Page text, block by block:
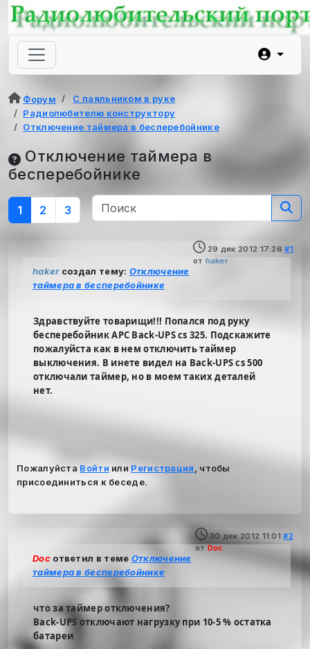
Форум
С паяльником в руке
Радиолюбителю конструктору
Отключение таймера в бесперебойнике
Отключение таймера в
бесперебойнике
1 2 3
29 дек 2012 17:26 #1
от haker
hakerсоздал тему: Отключение
таймера в бесперебойнике
Здравствуйте товарищи!!! Попался под руку
бесперебойник APC Back-UPS cs 325. Подскажите
пожалуйста как в нем отключить таймер
выключения. В инете видел на Back-UPS cs 500
отключали таймер, но в моем таких деталей
нет.
Пожалуйста Войти или Регистрация
, чтобы
присоединиться к беседе.
30 дек 2012 11:01 #2
от Doc
Docответил в теме Отключение
таймера в бесперебойнике
что за таймер отключения?
Back-UPS отключают нагрузку при 10-5 % остатка
батареи